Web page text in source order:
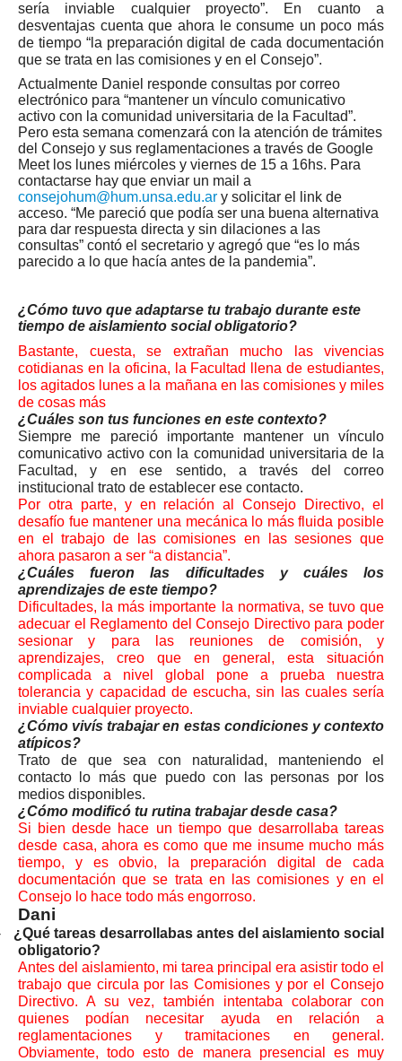
sería inviable cualquier proyecto”. En cuanto a
desventajas cuenta que ahora le consume un poco más
de tiempo “la preparación digital de cada documentación
que se trata en las comisiones y en el Consejo”.
Actualmente Daniel responde consultas por correo
electrónico para “mantener un vínculo comunicativo
activo con la comunidad universitaria de la Facultad”.
Pero esta semana comenzará con la atención de trámites
del Consejo y sus reglamentaciones a través de Google
Meet los lunes miércoles y viernes de 15 a 16hs. Para
contactarse hay que enviar un mail a
consejohum@hum.unsa.edu.ar y solicitar el link de
acceso. “Me pareció que podía ser una buena alternativa
para dar respuesta directa y sin dilaciones a las
consultas” contó el secretario y agregó que “es lo más
parecido a lo que hacía antes de la pandemia”.
¿Cómo tuvo que adaptarse tu trabajo durante este
tiempo de aislamiento social obligatorio?
Bastante, cuesta, se extrañan mucho las vivencias
cotidianas en la oficina, la Facultad llena de estudiantes,
los agitados lunes a la mañana en las comisiones y miles
de cosas más
¿Cuáles son tus funciones en este contexto?
Siempre me pareció importante mantener un vínculo
comunicativo activo con la comunidad universitaria de la
Facultad, y en ese sentido, a través del correo
institucional trato de establecer ese contacto.
Por otra parte, y en relación al Consejo Directivo, el
desafío fue mantener una mecánica lo más fluida posible
en el trabajo de las comisiones en las sesiones que
ahora pasaron a ser “a distancia”.
¿Cuáles fueron las dificultades y cuáles los
aprendizajes de este tiempo?
Dificultades, la más importante la normativa, se tuvo que
adecuar el Reglamento del Consejo Directivo para poder
sesionar y para las reuniones de comisión, y
aprendizajes, creo que en general, esta situación
complicada a nivel global pone a prueba nuestra
tolerancia y capacidad de escucha, sin las cuales sería
inviable cualquier proyecto.
¿Cómo vivís trabajar en estas condiciones y contexto
atípicos?
Trato de que sea con naturalidad, manteniendo el
contacto lo más que puedo con las personas por los
medios disponibles.
¿Cómo modificó tu rutina trabajar desde casa?
Si bien desde hace un tiempo que desarrollaba tareas
desde casa, ahora es como que me insume mucho más
tiempo, y es obvio, la preparación digital de cada
documentación que se trata en las comisiones y en el
Consejo lo hace todo más engorroso.
Dani
¿Qué tareas desarrollabas antes del aislamiento social
obligatorio?
Antes del aislamiento, mi tarea principal era asistir todo el
trabajo que circula por las Comisiones y por el Consejo
Directivo. A su vez, también intentaba colaborar con
quienes podían necesitar ayuda en relación a
reglamentaciones y tramitaciones en general.
Obviamente, todo esto de manera presencial es muy